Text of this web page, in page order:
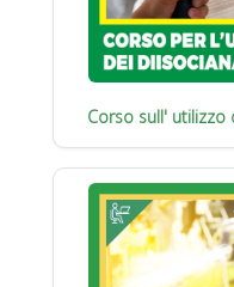
Corso sull' utilizzo